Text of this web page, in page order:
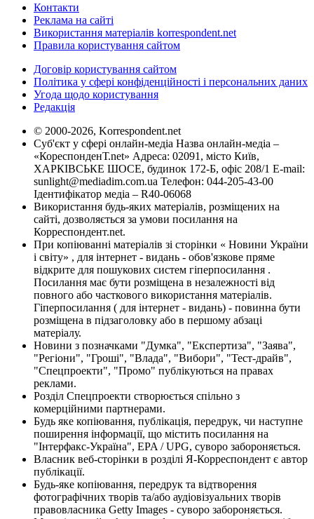
Контакти
Реклама на сайті
Використання матеріалів korrespondent.net
Правила користування сайтом
Договір користування сайтом
Політика у сфері конфіденційності і персональних даних
Угода щодо користування
Редакція
© 2000-2026, Korrespondent.net
Суб'єкт у сфері онлайн-медіа Назва онлайн-медіа –
«КореспонденТ.net» Адреса: 02091, місто Київ,
ХАРКІВСЬКЕ ШОСЕ, будинок 172-Б, офіс 208/1 E-mail:
sunlight@mediadim.com.ua Телефон: 044-205-43-00
Ідентифікатор медіа – R40-06068
Використання будь-яких матеріалів, розміщених на
сайті, дозволяється за умови посилання на
Корреспондент.net.
При копіюванні матеріалів зі сторінки « Новини України
і світу» , для інтернет - видань - обов'язкове пряме
відкрите для пошукових систем гіперпосилання .
Посилання має бути розміщена в незалежності від
повного або часткового використання матеріалів.
Гіперпосилання ( для інтернет - видань) - повинна бути
розміщена в підзаголовку або в першому абзаці
матеріалу.
Новини з позначками "Думка", "Експертиза", "Заява",
"Регіони", "Гроші", "Влада", "Вибори", "Тест-драйв",
"Спецпроекти", "Промо" публікуються на правах
реклами.
Розділ Спецпроекти створюється спільно з
комерційними партнерами.
Будь яке копіювання, публікація, передрук, чи наступне
поширення інформації, що містить посилання на
"Інтерфакс-Україна", EPA / UPG, суворо забороняється.
Власник веб-сторінки в розділі Я-Корреспондент є автор
публікації.
Будь-яке копіювання, передрук та відтворення
фотографічних творів та/або аудіовізуальних творів
правовласника Getty Images - суворо забороняється.